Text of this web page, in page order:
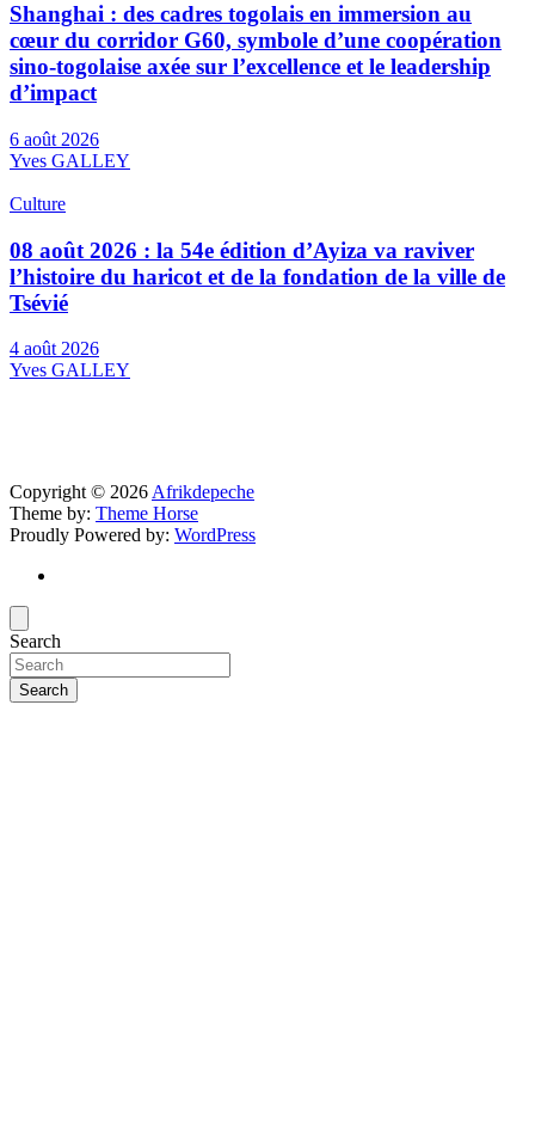
Shanghai : des cadres togolais en immersion au
cœur du corridor G60, symbole d’une coopération
sino-togolaise axée sur l’excellence et le leadership
d’impact
6 août 2026
Yves GALLEY
Culture
08 août 2026 : la 54e édition d’Ayiza va raviver
l’histoire du haricot et de la fondation de la ville de
Tsévié
4 août 2026
Yves GALLEY
Copyright © 2026 Afrikdepeche
Theme by: Theme Horse
Proudly Powered by: WordPress
Search
Search